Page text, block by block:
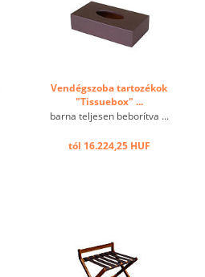
Vendégszoba tartozékok
"Tissuebox" ...
barna teljesen beborítva ...
tól 16.224,25 HUF